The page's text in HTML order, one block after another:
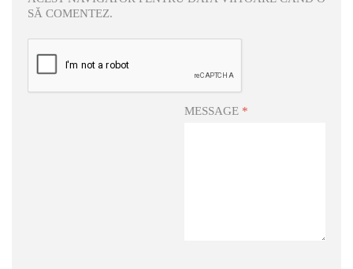
SĂ COMENTEZ.
MESSAGE *